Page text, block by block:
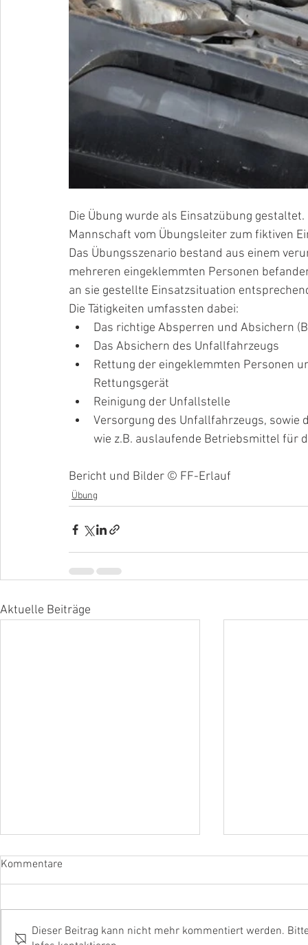
Die Übung wurde als Einsatzübung
Mannschaft vom Übungsleiter zum fiktiven
Das Übungsszenario bestand aus einem
mehreren eingeklemmten Personen
an sie gestellte Einsatzsituation
Die Tätigkeiten umfassten dabei:
Das richtige Absperren und Absichern
Das Absichern des Unfallfahrzeugs
Rettung der eingeklemmten Personen
Rettungsgerät
Reinigung der Unfallstelle
Versorgung des Unfallfahrzeugs,
wie z.B. auslaufende Betriebsmittel für
Bericht und Bilder © FF-Erlauf
Übung
Aktuelle Beiträge
Kommentare
Dieser Beitrag kann nicht mehr kommentiert werden.